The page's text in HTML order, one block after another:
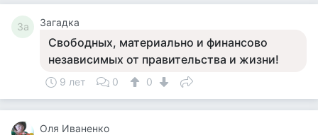
За Загадка
Свободных, материально и финансово
независимых от правительства и жизни!
9 лет 0 0
Оля Иваненко